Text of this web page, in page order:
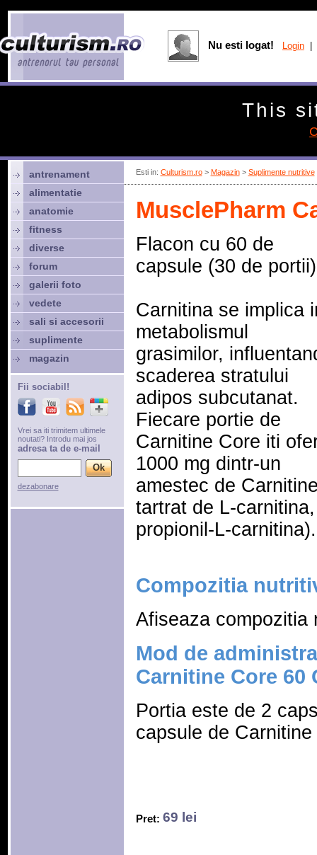
Esti in: Culturism.ro> Magazin> Suplimente nutritive
MusclePharm
Flacon cu 60 de
capsule (30 de portii)
Carnitina se implica
metabolismul
grasimilor,
scaderea stratului
adipos subcutanat.
Fiecare portie de
Carnitine Core iti
1000 mg dintr-un
amestec de
tartrat de L-
propionil-L-carnitina).
Compozitia
Afiseaza compozitia
Mod de
Carnitine Core 60
Portia este de 2
capsule de
Pret: 69 lei
antrenament
alimentatie
anatomie
fitness
diverse
forum
galerii foto
vedete
sali si accesorii
suplimente
magazin
Fii sociabil!
Vrei sa iti trimitem ultimele
noutati? Introdu mai jos
adresa ta de e-mail
dezabonare
Nu esti logat! Login
This